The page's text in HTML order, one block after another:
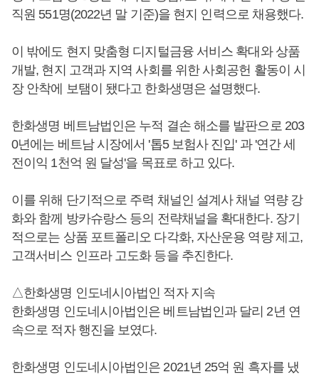
직원 551명(2022년 말 기준)을 현지 인력으로 채용했다.
이 밖에도 현지 맞춤형 디지털금융 서비스 확대와 상품
개발, 현지 고객과 지역 사회를 위한 사회공헌 활동이 시
장 안착에 보탬이 됐다고 한화생명은 설명했다.
한화생명 베트남법인은 누적 결손 해소를 발판으로 203
0년에는 베트남 시장에서 '톱5 보험사 진입' 과 '연간 세
전이익 1천억 원 달성'을 목표로 하고 있다.
이를 위해 단기적으로 주력 채널인 설계사 채널 역량 강
화와 함께 방카슈랑스 등의 전략채널을 확대한다. 장기
적으로는 상품 포트폴리오 다각화, 자산운용 역량 제고,
고객서비스 인프라 고도화 등을 추진한다.
△한화생명 인도네시아법인 적자 지속
한화생명 인도네시아법인은 베트남법인과 달리 2년 연
속으로 적자 행진을 보였다.
한화생명 인도네시아법인은 2021년 25억 원 흑자를 냈